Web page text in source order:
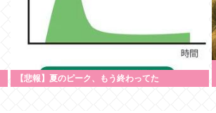
【悲報】夏のピーク、もう終わってた